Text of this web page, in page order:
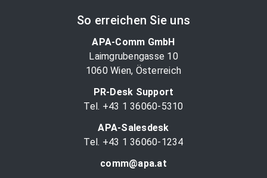
So erreichen Sie uns
APA-Comm GmbH
Laimgrubengasse 10
1060 Wien, Österreich
PR-Desk Support
Tel. +43 1 36060-5310
APA-Salesdesk
Tel. +43 1 36060-1234
comm@apa.at